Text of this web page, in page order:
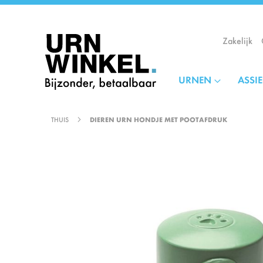
de
inhoud
Zakelijk
URNEN
THUIS DIEREN URN HONDJE MET POOTAFDRUK